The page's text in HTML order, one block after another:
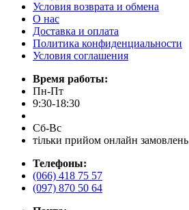
Условия возврата и обмена
О нас
Доставка и оплата
Политика конфиденциальности
Условия соглашения
Время работы:
Пн-Пт
9:30-18:30
Сб-Вс
тільки прийом онлайн замовлень
Телефоны:
(066) 418 75 57
(097) 870 50 64